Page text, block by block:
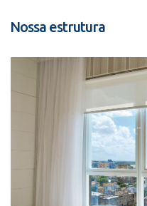
Nossa estrutura